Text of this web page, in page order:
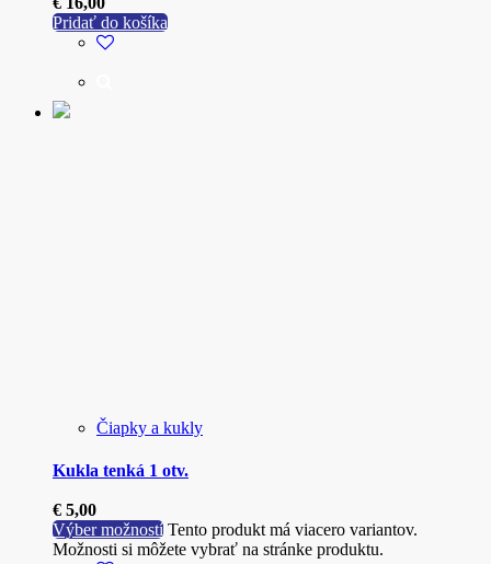
Pridať do košíka
Čiapky a kukly
Kukla tenká 1 otv.
€ 5,00
Výber možností Tento produkt má viacero variantov.
Možnosti si môžete vybrať na stránke produktu.